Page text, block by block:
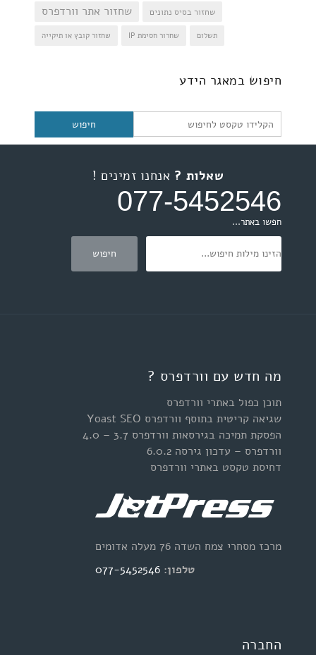
שחזור אתר וורדפרס שחזור בסיס נתונים
שחזור קובץ או תיקייה שחרור חסימת IP תשלום
חיפוש במאגר הידע
חיפוש
שאלות ? אנחנו זמינים !
077-5452546
חפשו באתר...
מה חדש עם וורדפרס ?
תוכן כפול באתרי וורדפרס
שגיאה קריטית בתוסף וורדפרס Yoast SEO
הפסקת תמיכה בגירסאות וורדפרס 3.7 – 4.0
וורדפרס – עדכון גירסה 6.0.2
דחיסת טקסט באתרי וורדפרס
מרכז מסחרי צמח השדה 76 מעלה אדומים
טלפון: 077-5452546
החברה